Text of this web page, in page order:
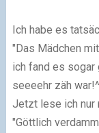
Ich habe es
"Das Mädchen
ich fand es sogar
seeeehr zäh
Jetzt lese ich nur
"Göttlich